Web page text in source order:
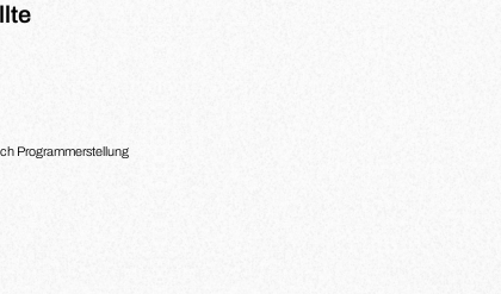
Programmerstellung